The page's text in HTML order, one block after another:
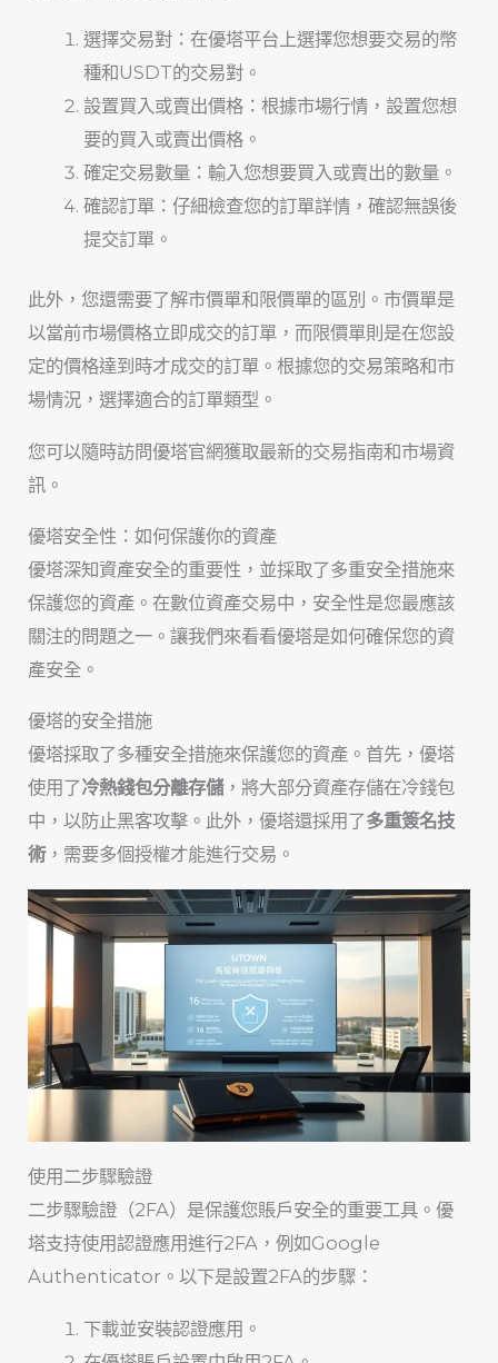
選擇交易對：在優塔平台上選擇您想要交易的幣
種和USDT的交易對。
設置買入或賣出價格：根據市場行情，設置您想
要的買入或賣出價格。
確定交易數量：輸入您想要買入或賣出的數量。
確認訂單：仔細檢查您的訂單詳情，確認無誤後
提交訂單。
此外，您還需要了解市價單和限價單的區別。市價單是
以當前市場價格立即成交的訂單，而限價單則是在您設
定的價格達到時才成交的訂單。根據您的交易策略和市
場情況，選擇適合的訂單類型。
您可以隨時訪問優塔官網獲取最新的交易指南和市場資
訊。
優塔安全性：如何保護你的資產
優塔深知資產安全的重要性，並採取了多重安全措施來
保護您的資產。在數位資產交易中，安全性是您最應該
關注的問題之一。讓我們來看看優塔是如何確保您的資
產安全。
優塔的安全措施
優塔採取了多種安全措施來保護您的資產。首先，優塔
使用了冷熱錢包分離存儲，將大部分資產存儲在冷錢包
中，以防止黑客攻擊。此外，優塔還採用了多重簽名技
術，需要多個授權才能進行交易。
使用二步驟驗證
二步驟驗證（2FA）是保護您賬戶安全的重要工具。優
塔支持使用認證應用進行2FA，例如Google
Authenticator。以下是設置2FA的步驟：
下載並安裝認證應用。